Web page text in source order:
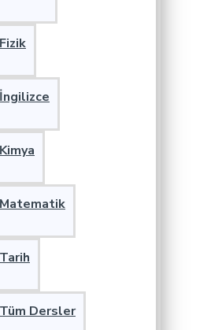
Fizik
İngilizce
Kimya
Matematik
Tarih
Tüm Dersler